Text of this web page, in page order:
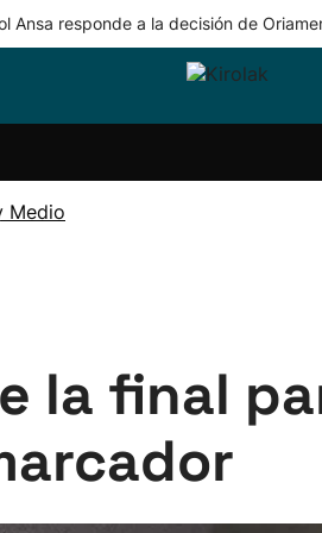
Ansa responde a la decisión de
Equipos
Medio
la final